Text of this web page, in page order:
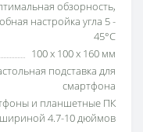
обзорность,
настройка угла 5 -
45°C
100 х 100 х 160 мм
подставка для
смартфона
и планшетные ПК
шириной 4.7-10 дюймов